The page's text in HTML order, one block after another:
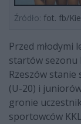
Źródło: fot. fb/
Przed młodymi
startów sezonu
Rzeszów
(U-20) i
gronie
sportowców